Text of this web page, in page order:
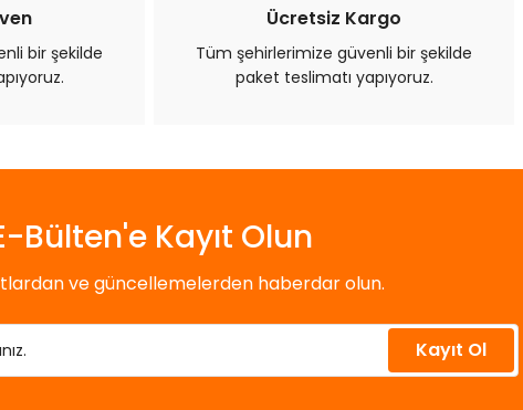
bir şekilde
Ücretsiz Kargo
Tüm şehirlerimize güvenli bir şekilde
paket teslimatı yapıyoruz.
Bülten'e Kayıt Olun
ve güncellemelerden haberdar olun.
Kayıt Ol